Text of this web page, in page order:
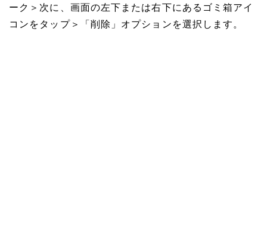
ーク＞次に、画面の左下または右下にあるゴミ箱アイ
コンをタップ＞「削除」オプションを選択します。